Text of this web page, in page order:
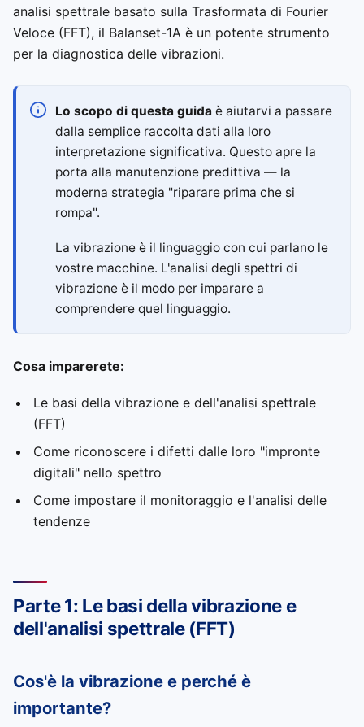
analisi spettrale basato sulla Trasformata di Fourier
Veloce (FFT), il Balanset-1A è un potente strumento
per la diagnostica delle vibrazioni.
Lo scopo di questa guida è aiutarvi a passare
dalla semplice raccolta dati alla loro
interpretazione significativa. Questo apre la
porta alla manutenzione predittiva — la
moderna strategia "riparare prima che si
rompa".
La vibrazione è il linguaggio con cui parlano le
vostre macchine. L'analisi degli spettri di
vibrazione è il modo per imparare a
comprendere quel linguaggio.
Cosa imparerete:
Le basi della vibrazione e dell'analisi spettrale
(FFT)
Come riconoscere i difetti dalle loro "impronte
digitali" nello spettro
Come impostare il monitoraggio e l'analisi delle
tendenze
Parte 1: Le basi della vibrazione e
dell'analisi spettrale (FFT)
Cos'è la vibrazione e perché è
importante?